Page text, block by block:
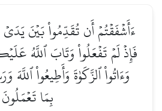
ءَأَشۡفَقۡتُمۡ أَن تُقَدِّمُواْ بَيۡنَ
فَإِذۡ لَمۡ تَفۡعَلُواْ وَتَابَ ٱللَّهُ
وَءَاتُواْ ٱلزَّكَوٰةَ وَأَطِيعُواْ ٱللَّهَ
بِمَا تَعۡمَلُونَ